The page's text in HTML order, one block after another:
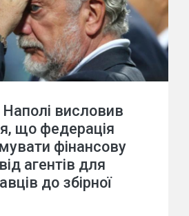
висловив
що федерація
фінансову
агентів для
до збірної